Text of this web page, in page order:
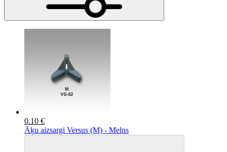
0.10 €
Āķu aizsargi Versus (M) - Melns